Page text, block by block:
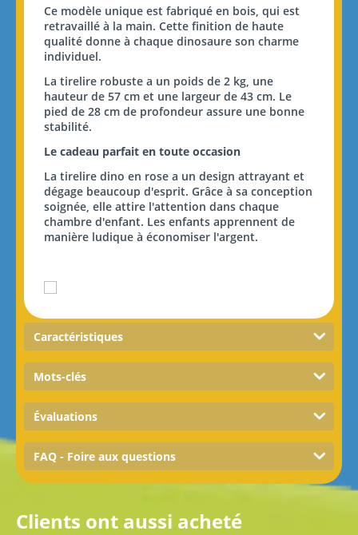
Ce modèle unique est fabriqué en bois, qui est
retravaillé à la main. Cette finition de haute
qualité donne à chaque dinosaure son charme
individuel.
La tirelire robuste a un poids de 2 kg, une
hauteur de 57 cm et une largeur de 43 cm. Le
pied de 28 cm de profondeur assure une bonne
stabilité.
Le cadeau parfait en toute occasion
La tirelire dino en rose a un design attrayant et
dégage beaucoup d'esprit. Grâce à sa conception
soignée, elle attire l'attention dans chaque
chambre d'enfant. Les enfants apprennent de
manière ludique à économiser l'argent.
Caractéristiques
Mots-clés
Évaluations
FAQ - Foire aux questions
Clients ont aussi acheté